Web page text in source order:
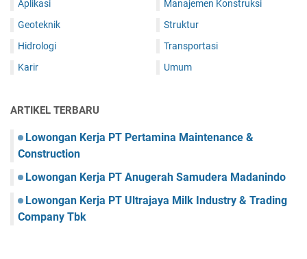
Aplikasi
Geoteknik
Hidrologi
Karir
Manajemen Konstruksi
Struktur
Transportasi
Umum
ARTIKEL TERBARU
Lowongan Kerja PT Pertamina Maintenance &
Construction
Lowongan Kerja PT Anugerah Samudera Madanindo
Lowongan Kerja PT Ultrajaya Milk Industry & Trading
Company Tbk